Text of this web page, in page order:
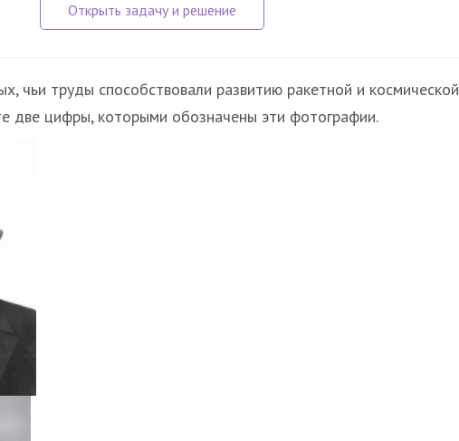
чьи труды способствовали развитию ракетной и космической
две цифры, которыми обозначены эти фотографии.